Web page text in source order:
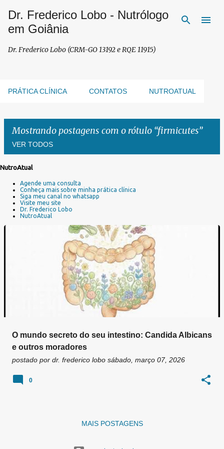
Pular para o conteúdo principal
Dr. Frederico Lobo - Nutrólogo
em Goiânia
Dr. Frederico Lobo (CRM-GO 13192 e RQE 11915)
PRÁTICA CLÍNICA CONTATOS NUTROATUAL
Mostrando postagens com o rótulo firmicutes
VER TODOS
g
NutroAtual
Agende uma consulta
Conheça mais sobre minha prática clínica
Siga meu canal no whatsapp
Visite meu site
Dr. Frederico Lobo
NutroAtual
O mundo secreto do seu intestino: Candida Albicans
e outros moradores
postado por dr. frederico lobo sábado, março 07, 2026
0
MAIS POSTAGENS